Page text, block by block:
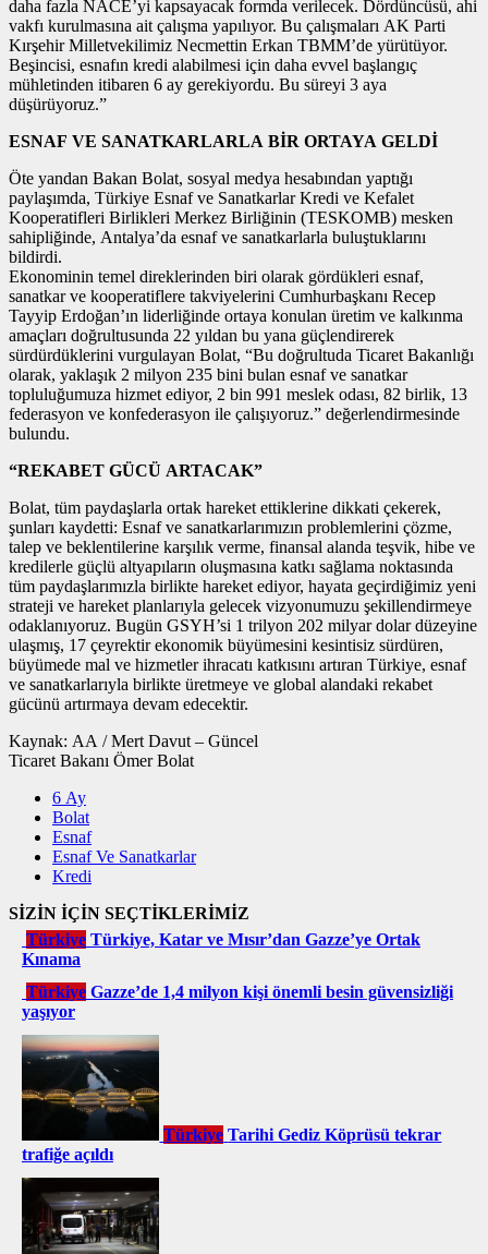
daha fazla NACE’yi kapsayacak formda verilecek. Dördüncüsü, ahi
vakfı kurulmasına ait çalışma yapılıyor. Bu çalışmaları AK Parti
Kırşehir Milletvekilimiz Necmettin Erkan TBMM’de yürütüyor.
Beşincisi, esnafın kredi alabilmesi için daha evvel başlangıç
mühletinden itibaren 6 ay gerekiyordu. Bu süreyi 3 aya
düşürüyoruz.”
ESNAF VE SANATKARLARLA BİR ORTAYA GELDİ
Öte yandan Bakan Bolat, sosyal medya hesabından yaptığı
paylaşımda, Türkiye Esnaf ve Sanatkarlar Kredi ve Kefalet
Kooperatifleri Birlikleri Merkez Birliğinin (TESKOMB) mesken
sahipliğinde, Antalya’da esnaf ve sanatkarlarla buluştuklarını
bildirdi.
Ekonominin temel direklerinden biri olarak gördükleri esnaf,
sanatkar ve kooperatiflere takviyelerini Cumhurbaşkanı Recep
Tayyip Erdoğan’ın liderliğinde ortaya konulan üretim ve kalkınma
amaçları doğrultusunda 22 yıldan bu yana güçlendirerek
sürdürdüklerini vurgulayan Bolat, “Bu doğrultuda Ticaret Bakanlığı
olarak, yaklaşık 2 milyon 235 bini bulan esnaf ve sanatkar
topluluğumuza hizmet ediyor, 2 bin 991 meslek odası, 82 birlik, 13
federasyon ve konfederasyon ile çalışıyoruz.” değerlendirmesinde
bulundu.
“REKABET GÜCÜ ARTACAK”
Bolat, tüm paydaşlarla ortak hareket ettiklerine dikkati çekerek,
şunları kaydetti: Esnaf ve sanatkarlarımızın problemlerini çözme,
talep ve beklentilerine karşılık verme, finansal alanda teşvik, hibe ve
kredilerle güçlü altyapıların oluşmasına katkı sağlama noktasında
tüm paydaşlarımızla birlikte hareket ediyor, hayata geçirdiğimiz yeni
strateji ve hareket planlarıyla gelecek vizyonumuzu şekillendirmeye
odaklanıyoruz. Bugün GSYH’si 1 trilyon 202 milyar dolar düzeyine
ulaşmış, 17 çeyrektir ekonomik büyümesini kesintisiz sürdüren,
büyümede mal ve hizmetler ihracatı katkısını artıran Türkiye, esnaf
ve sanatkarlarıyla birlikte üretmeye ve global alandaki rekabet
gücünü artırmaya devam edecektir.
Kaynak: AA / Mert Davut – Güncel
Ticaret Bakanı Ömer Bolat
6 Ay
Bolat
Esnaf
Esnaf Ve Sanatkarlar
Kredi
SİZİN İÇİN SEÇTİKLERİMİZ
Türkiye Türkiye, Katar ve Mısır’dan Gazze’ye Ortak
Kınama
Türkiye Gazze’de 1,4 milyon kişi önemli besin güvensizliği
yaşıyor
Türkiye Tarihi Gediz Köprüsü tekrar
trafiğe açıldı